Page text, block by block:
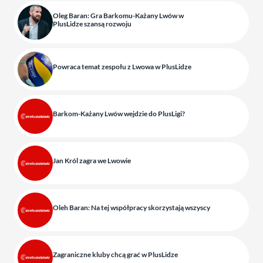
Oleg Baran: Gra Barkomu-Każany Lwów w
PlusLidze szansą rozwoju
Powraca temat zespołu z Lwowa w PlusLidze
Barkom-Każany Lwów wejdzie do PlusLigi?
Jan Król zagra we Lwowie
Oleh Baran: Na tej współpracy skorzystają wszyscy
Zagraniczne kluby chcą grać w PlusLidze